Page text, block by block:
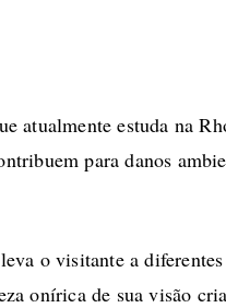
atualmente estuda na
para danos
o visitante a
onírica de sua visão